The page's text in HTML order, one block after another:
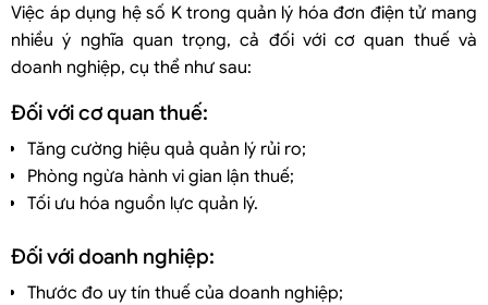
Việc áp dụng hệ số K trong quản lý hóa đơn điện tử mang
nhiều ý nghĩa quan trọng, cả đối với cơ quan thuế và
doanh nghiệp, cụ thể như sau:
Đối với cơ quan thuế:
Tăng cường hiệu quả quản lý rủi ro;
Phòng ngừa hành vi gian lận thuế;
Tối ưu hóa nguồn lực quản lý.
Đối với doanh nghiệp:
Thước đo uy tín thuế của doanh nghiệp;